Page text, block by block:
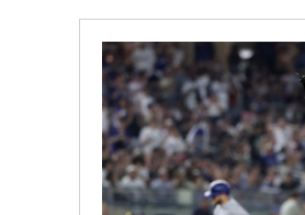
日本防衛預算創
翰霖苦茶油苯駢芘
白海豚逼近！宜蘭